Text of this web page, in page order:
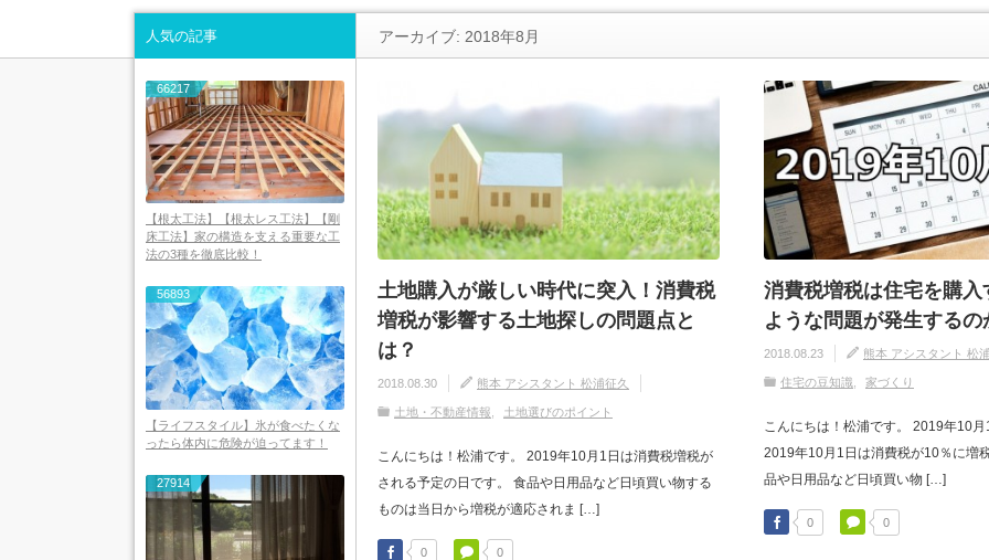
アーカイブ: 2018年8月
土地購入が厳しい時代に突入！消費税
増税が影響する土地探しの問題点と
は？
2018.08.30 熊本 アシスタント 松浦征久
土地・不動産情報 土地選びのポイント
こんにちは！松浦です。 2019年10月1日は消費税増税が
される予定の日です。 食品や日用品など日頃買い物する
ものは当日から増税が適応されま […]
0 0
消費税増税は住宅を購入
ような問題が発生するの
2018.08.23 熊本 アシスタント 松
住宅の豆知識 家づくり
こんにちは！松浦です。 2019年10
2019年10月1日は消費税が10％に増
品や日用品など日頃買い物 […]
0 0
人気の記事
66217
【根太工法】【根太レス工法】【剛
床工法】家の構造を支える重要な工
法の3種を徹底比較！
56893
【ライフスタイル】氷が食べたくな
ったら体内に危険が迫ってます！
27914